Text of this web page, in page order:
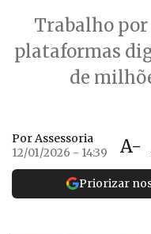
Trabalho por
plataformas
de
Por Assessoria
12/01/2026 - 14:39
A-
Priorizar